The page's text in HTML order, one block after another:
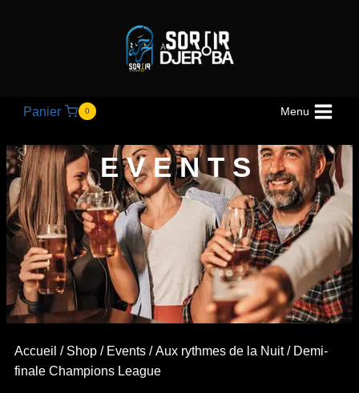
Panier 0 Menu
EVENTS
Accueil / Shop / Events /Aux rythmes de la Nuit/ Demi-
finale Champions League